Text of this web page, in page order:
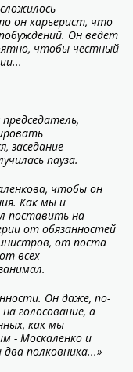
он карьерист, что
Он ведет
чтобы честный
заседание
пауза.
чтобы он
Как мы и
поставить на
от обязанностей
от поста
всех
Он даже, по-
голосование, а
как мы
- Москаленко и
полковника...»